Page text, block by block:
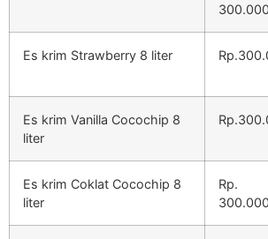
Es krim Strawberry 8 liter
Es krim Vanilla Cocochip 8
liter
Es krim Coklat Cocochip 8
liter
Rp.